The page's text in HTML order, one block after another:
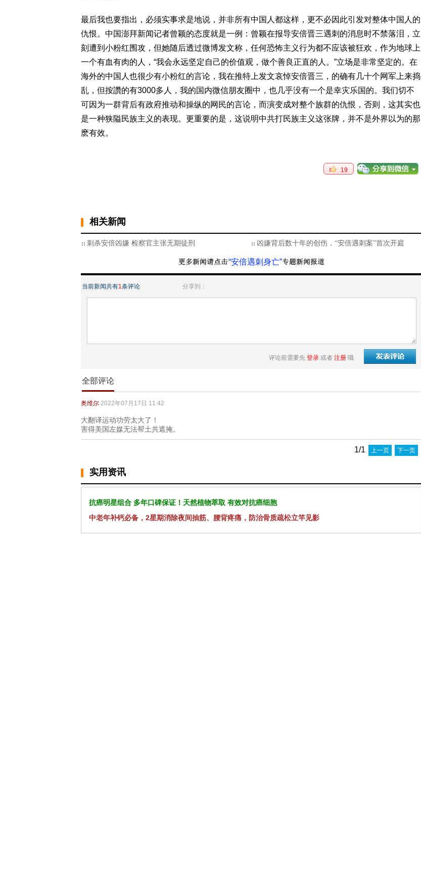
最后我也要指出，必须实事求是地说，并非所有中国人都这样，更不必因此引发对整体中国人的
仇恨。中国澎拜新闻记者曾颖的态度就是一例：曾颖在报导安倍晋三遇刺的消息时不禁落泪，立
刻遭到小粉红围攻，但她随后透过微博发文称，任何恐怖主义行为都不应该被狂欢，作为地球上
一个有血有肉的人，“我会永远坚定自己的价值观，做个善良正直的人。”立场是非常坚定的。在
海外的中国人也很少有小粉红的言论，我在推特上发文哀悼安倍晋三，的确有几十个网军上来捣
乱，但按讚的有3000多人，我的国内微信朋友圈中，也几乎没有一个是幸灾乐国的。我们切不
可因为一群背后有政府推动和操纵的网民的言论，而演变成对整个族群的仇恨，否则，这其实也
是一种狭隘民族主义的表现。更重要的是，这说明中共打民族主义这张牌，并不是外界以为的那
麽有效。
19
相关新闻
刺杀安倍凶嫌 检察官主张无期徒刑 凶嫌背后数十年的创伤，“安倍遇刺案”首次开庭
“安倍遇刺身亡”
当前新闻共有1条评论 分享到：
评论前需要先 登录 或者 注册 哦
全部评论
奥维尔 2022年07月17日 11:42
大翻译运动功劳太大了！
害得美国左媒无法帮土共遮掩。
1/1 上一页 下一页
实用资讯
抗癌明星组合 多年口碑保证！天然植物萃取 有效对抗癌细胞
中老年补钙必备，2星期消除夜间抽筋、腰背疼痛，防治骨质疏松立竿见影